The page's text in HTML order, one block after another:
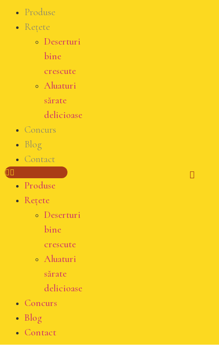
Produse
Rețete
Deserturi
bine
crescute
Aluaturi
sărate
delicioase
Concurs
Blog
Contact
Produse
Rețete
Deserturi
bine
crescute
Aluaturi
sărate
delicioase
Concurs
Blog
Contact